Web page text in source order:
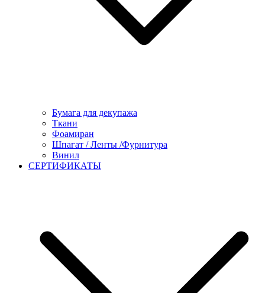
Бумага для декупажа
Ткани
Фоамиран
Шпагат / Ленты /Фурнитура
Винил
СЕРТИФИКАТЫ